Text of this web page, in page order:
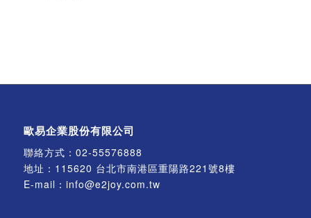
歐易企業股份有限公司
聯絡方式： 02-55576888
地址：115620 台北市南港區重陽路221號8樓
E-mail： info@e2joy.com.tw